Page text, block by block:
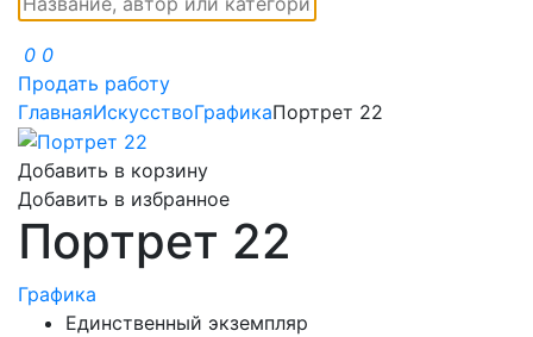
0 0
Продать работу
ГлавнаяИскусствоГрафикаПортрет 22
Добавить в корзину
Добавить в избранное
Портрет 22
Графика
Единственный экземпляр